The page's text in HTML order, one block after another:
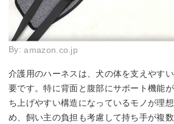
By:amazon.co.jp
介護用のハーネスは、犬の体を支えやす
要です。特に背面と腹部にサポート機能
ち上げやすい構造になっているモノが理
め、飼い主の負担も考慮して持ち手が複